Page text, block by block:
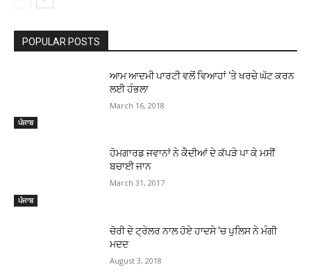
POPULAR POSTS
ਪੰਜਾਬ
ਆਮ ਆਦਮੀ ਪਾਰਟੀ ਵਲੋਂ ਵਿਆਹਾਂ ‘ਤੇ ਖਰਚੇ ਘੱਟ ਕਰਨ
ਲਈ ਹੰਭਲਾ
March 16, 2018
ਪੰਜਾਬ
ਹੋਮਗਾਰਡ ਜਵਾਨਾਂ ਨੇ ਕੈਦੀਆਂ ਦੇ ਕੱਪੜੇ ਪਾ ਕੇ ਮਸੀਂ
ਬਚਾਈ ਜਾਨ
March 31, 2017
ਚੋਰੀ ਦੇ ਟ੍ਰੇਲਰ ਨਾਲ ਹੋਏ ਹਾਦਸੇ ‘ਚ ਪੁਲਿਸ ਨੇ ਮੰਗੀ
ਮਦਦ
August 3, 2018